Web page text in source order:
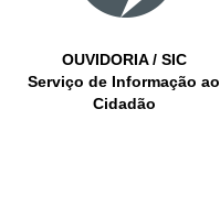
OUVIDORIA / SIC
Serviço de Informação ao
Cidadão